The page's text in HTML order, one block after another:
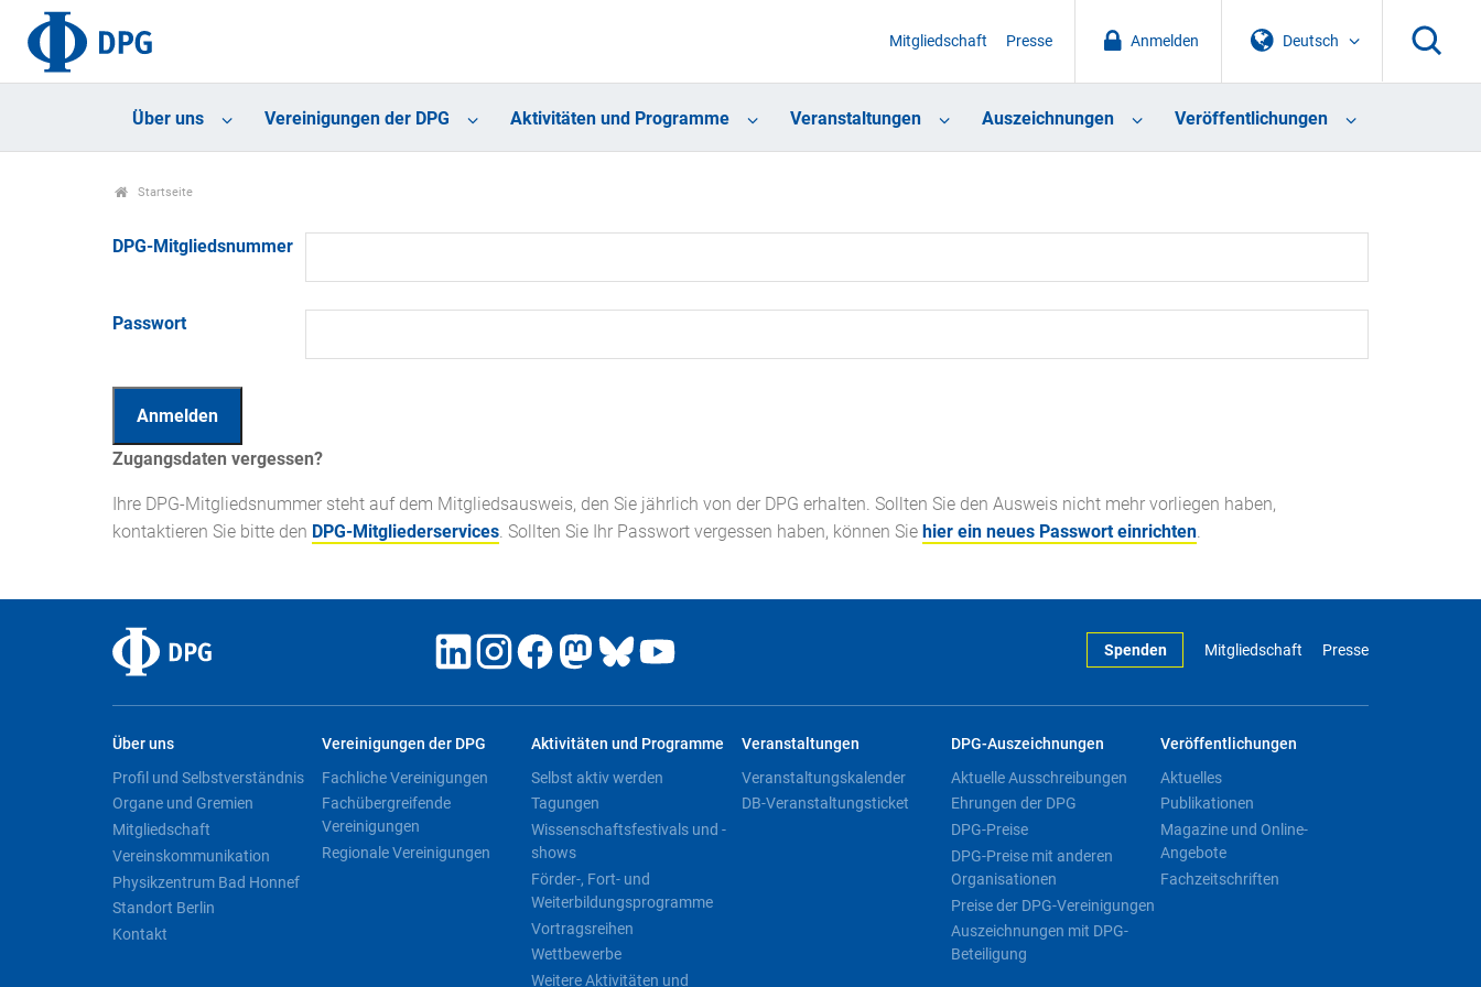
Deutsch
Anmelden
Mitgliedschaft Presse
Über uns Vereinigungen der DPG Aktivitäten und Programme Veranstaltungen Auszeichnungen Veröffentlichungen
Startseite
DPG-Mitgliedsnummer
Passwort
Zugangsdaten vergessen?
Ihre DPG-Mitgliedsnummer steht auf dem Mitgliedsausweis, den Sie jährlich von der DPG erhalten. Sollten Sie den Ausweis nicht mehr vorliegen haben,
kontaktieren Sie bitte den DPG-Mitgliederservices . Sollten Sie Ihr Passwort vergessen haben, können Sie hier ein neues Passwort einrichten
Spenden Mitgliedschaft Presse
Über uns
Profil und Selbstverständnis
Organe und Gremien
Mitgliedschaft
Vereinskommunikation
Physikzentrum Bad Honnef
Standort Berlin
Kontakt
Vereinigungen der DPG
Fachliche Vereinigungen
Fachübergreifende
Vereinigungen
Regionale Vereinigungen
Aktivitäten und Programme
Selbst aktiv werden
Tagungen
Wissenschaftsfestivals und -
shows
Förder-, Fort- und
Weiterbildungsprogramme
Vortragsreihen
Wettbewerbe
Weitere Aktivitäten und
Veranstaltungen
Veranstaltungskalender
DB-Veranstaltungsticket
DPG-Auszeichnungen
Aktuelle Ausschreibungen
Ehrungen der DPG
DPG-Preise
DPG-Preise mit anderen
Organisationen
Preise der DPG-Vereinigungen
Auszeichnungen mit DPG-
Beteiligung
Veröffentlichungen
Aktuelles
Publikationen
Magazine und Online-
Angebote
Fachzeitschriften